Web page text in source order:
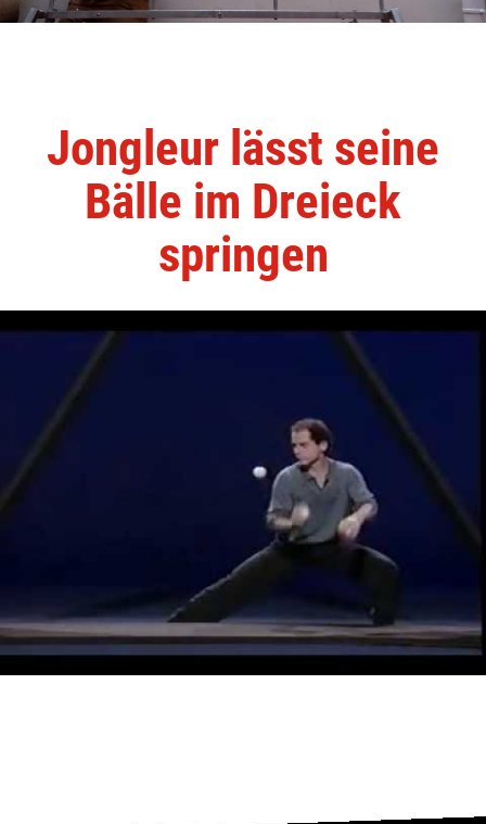
Jongleur lässt seine
Bälle im Dreieck
springen